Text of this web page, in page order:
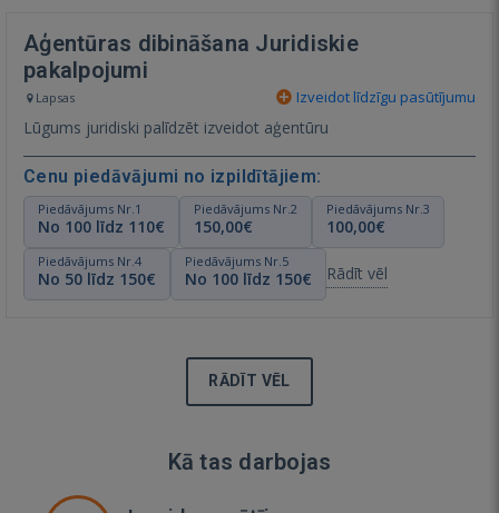
Aģentūras dibināšana Juridiskie
pakalpojumi
Lapsas Izveidot līdzīgu pasūtījumu
Lūgums juridiski palīdzēt izveidot aģentūru
Cenu piedāvājumi no izpildītājiem:
Piedāvājums Nr.1
No 100 līdz 110€
Piedāvājums Nr.2
150,00€
Piedāvājums Nr.3
100,00€
Piedāvājums Nr.4
No 50 līdz 150€
Piedāvājums Nr.5
No 100 līdz 150€ Rādīt vēl
RĀDĪT VĒL
Kā tas darbojas